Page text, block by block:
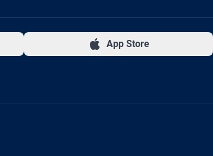
App Store